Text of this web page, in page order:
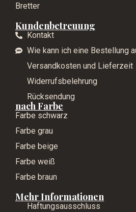
Bretter
Kundenbetreuung
Kontakt
Wie kann ich eine Bestellung
Versandkosten und Lieferzeit
Widerrufsbelehrung
Rücksendung
nach Farbe
Farbe schwarz
Farbe grau
Farbe beige
Farbe weiß
Farbe braun
Mehr Informationen
Haftungsausschluss